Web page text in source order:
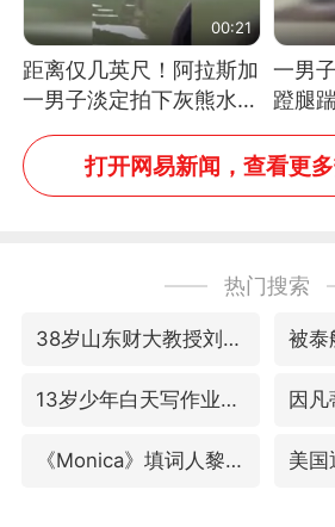
00:21
距离仅几英尺！阿拉斯加
一男子淡定拍下灰熊水中
捕食鲑鱼全程
一男
蹬腿
台显
打开网易新闻，查看更
热门搜索
38岁山东财大教授刘海明逝世
13岁少年白天写作业晚上夜市炒粉 因
《Monica》填词人黎彼得去世